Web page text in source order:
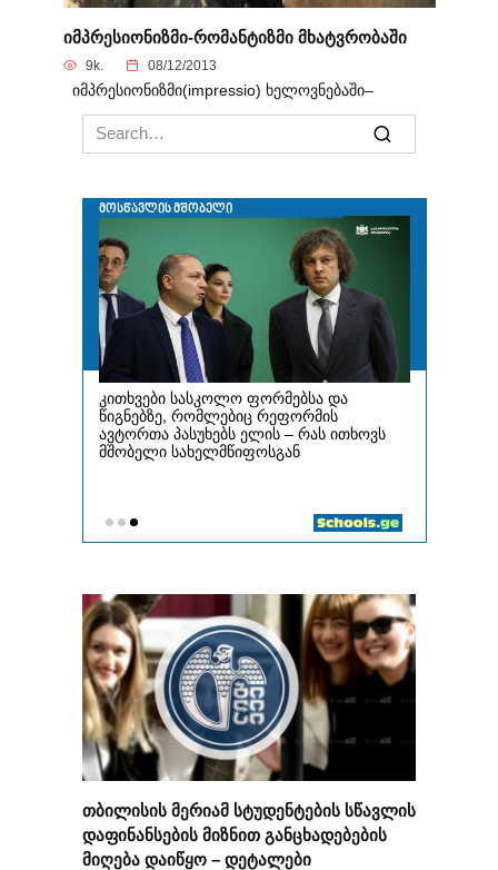
იმპრესიონიზმი-რომანტიზმი მხატვრობაში
9k. 08/12/2013
იმპრესიონიზმი(impressio) ხელოვნებაში–
Search
for:
თბილისის მერიამ სტუდენტების სწავლის
დაფინანსების მიზნით განცხადებების
მიღება დაიწყო – დეტალები